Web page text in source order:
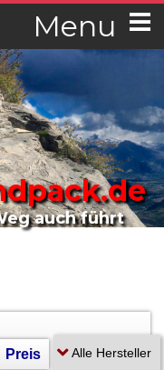
Menu
auch führt
Preis